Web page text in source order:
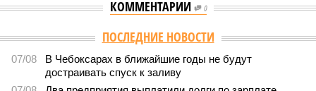
КОММЕНТАРИИ 0
Версия //Власть //Роспотребнадзор после проверки отстранил от
работы 20 сотрудников детских лагерей
Здоровый отдых